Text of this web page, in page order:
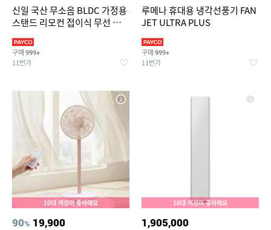
신일 국산 무소음 BLDC 가정용
스탠드 리모컨 접이식 무선 선풍
구매 999+
11번가
루메나 휴대용 냉각선풍기 FAN
JET ULTRA PLUS
구매 999+
11번가
10대 여성이 좋아해요
90% 19,900
10대 여성이 좋아해요
1,905,000